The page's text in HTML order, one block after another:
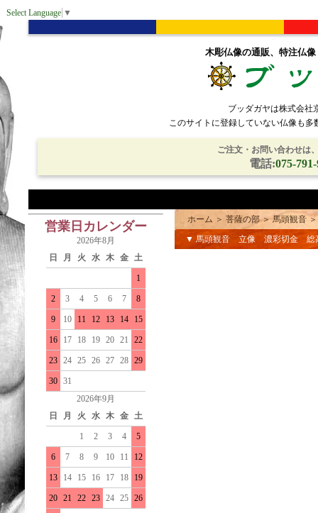
Select Language ▼
木彫仏像の通販、特注仏
ブッダガヤは株式会社
このサイトに登録していない仏像も
ご注文・お問い合わせは
電話:075-
営業日カレンダー
2026年8月
日
月 火 水 木 金 土
1
2 3 4 5 6 7 8
9 10 11 12 13 14 15
16 17 18 19 20 21 22
23 24 25 26 27 28 29
30 31
2026年9月
日
月 火 水 木 金 土
1 2 3 4 5
6 7 8 9 10 11 12
13 14 15 16 17 18 19
20 21 22 23 24 25 26
ホーム ＞ 菩薩の部＞馬頭観音
▼ 馬頭観音 立像 濃彩切金 総